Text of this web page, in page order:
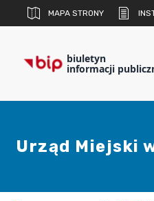
MAPA STRONY
biuletyn
informacji
Urząd Miejski